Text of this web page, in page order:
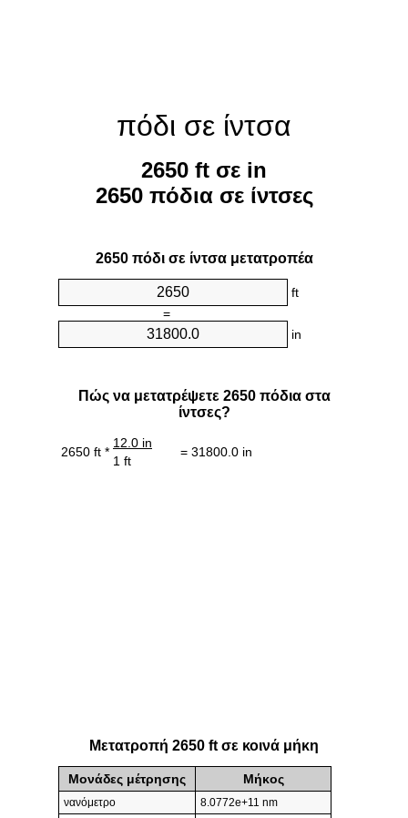
πόδι σε ίντσα
2650 ft σε in
2650 πόδια σε ίντσες
2650 πόδι σε ίντσα μετατροπέα
ft
=
in
Πώς να μετατρέψετε 2650 πόδια στα
ίντσες?
2650 ft *
12.0 in
= 31800.0 in
1 ft
Μετατροπή 2650 ft σε κοινά μήκη
Μονάδες μέτρησης Μήκος
νανόμετρο
8.0772e+11 nm